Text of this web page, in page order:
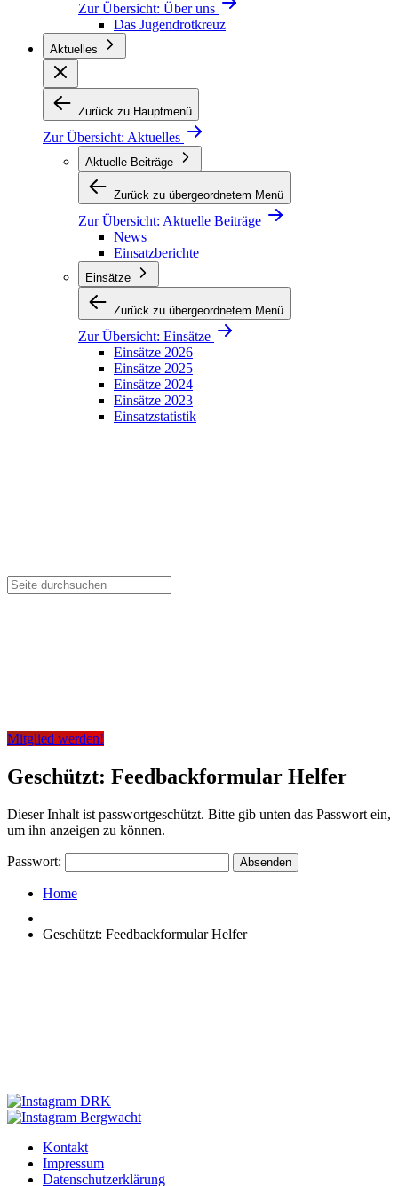
Zur Übersicht: Über uns
Das Jugendrotkreuz
Aktuelles
Zurück zu Hauptmenü
Zur Übersicht: Aktuelles
Aktuelle Beiträge
Zurück zu übergeordnetem Menü
Zur Übersicht: Aktuelle Beiträge
News
Einsatzberichte
Einsätze
Zurück zu übergeordnetem Menü
Zur Übersicht: Einsätze
Einsätze 2026
Einsätze 2025
Einsätze 2024
Einsätze 2023
Einsatzstatistik
Mitglied werden!
Geschützt: Feedbackformular Helfer
Dieser Inhalt ist passwortgeschützt. Bitte gib unten das Passwort ein,
um ihn anzeigen zu können.
Passwort:
Home
Geschützt: Feedbackformular Helfer
Kontakt
Impressum
Datenschutzerklärung